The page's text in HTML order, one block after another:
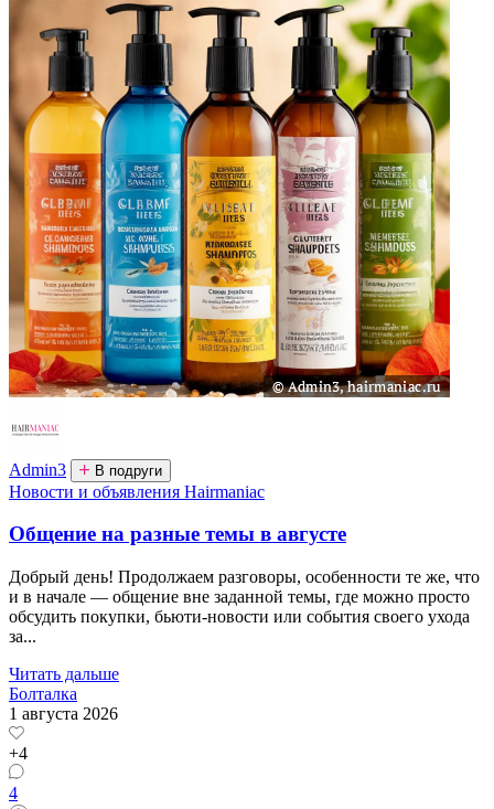
Admin3 В подруги
Новости и объявления Hairmaniac
Общение на разные темы в августе
Добрый день! Продолжаем разговоры, особенности те же, что
и в начале — общение вне заданной темы, где можно просто
обсудить покупки, бьюти-новости или события своего ухода
за...
Читать дальше
Болталка
1 августа 2026
+4
4